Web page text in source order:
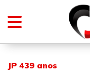
JP 439 anos